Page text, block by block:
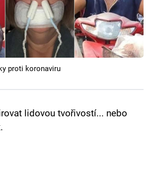
proti koronaviru
lidovou tvořivostí... nebo